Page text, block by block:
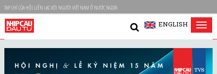
TẠP CHÍ CỦA HỘI LIÊN LẠC VỚI NGƯỜI VIỆT NAM Ở NƯỚC NGOÀI
ENGLISH